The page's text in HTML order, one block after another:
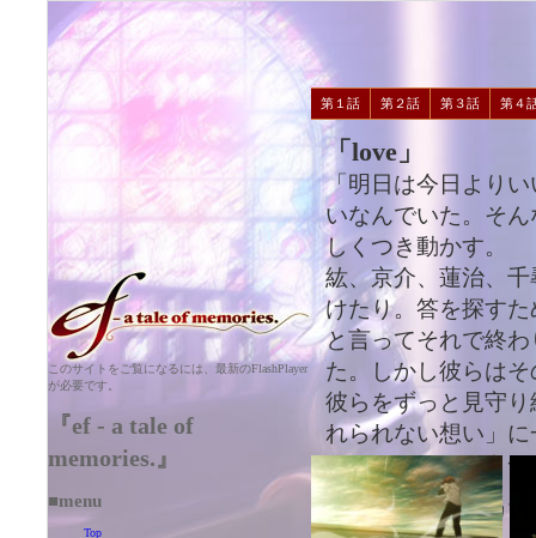
このサイトをご覧になるには、最新のFlashPlayer
が必要です。
『ef - a tale of
memories.』
■menu
Top
第１話 第２話 第３話 第４
「love」
「明日は今日より
いなんでいた。そ
しくつき動かす。
紘、京介、蓮治、
けたり。答を探す
と言ってそれで終
た。しかし彼らは
彼らをずっと見守
れられない想い」
す。それは、もう
脚 本：高山カツ